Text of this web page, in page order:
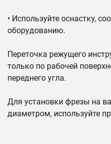
• Используйте оснастку,
оборудованию.
Переточка режущего
только по рабочей
переднего угла.
Для установки фрезы на
диаметром, используйте